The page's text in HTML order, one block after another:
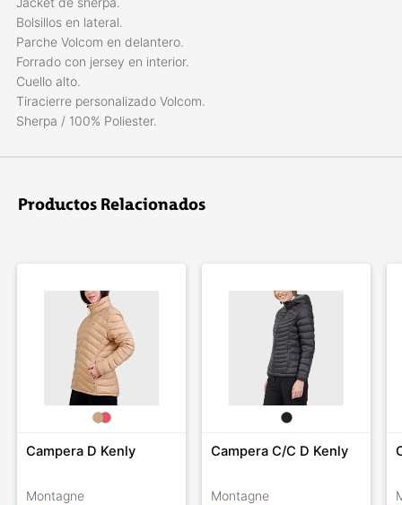
Bolsillos en lateral.
Parche Volcom en delantero.
Forrado con jersey en interior.
Cuello alto.
Tiracierre personalizado Volcom.
Sherpa / 100% Poliester.
Productos Relacionados
Campera D Kenly
Montagne
Campera C/C D Kenly
Montagne